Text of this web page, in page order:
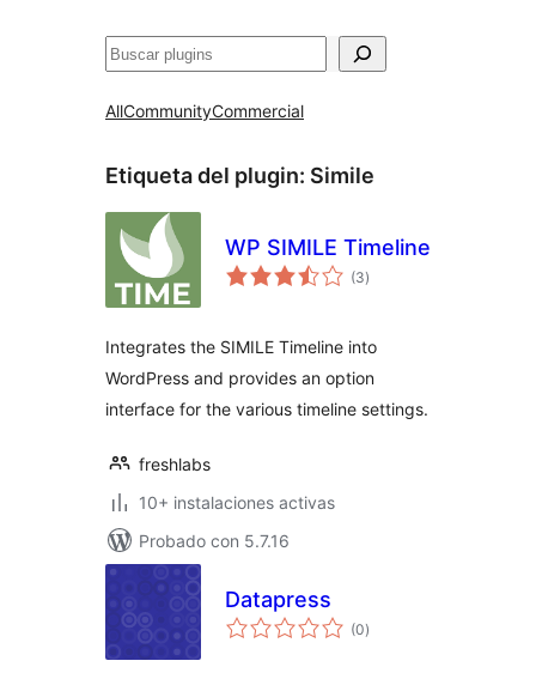
Buscar
AllCommunityCommercial
Etiqueta del plugin: Simile
WP SIMILE Timeline
(3total
de
)
Integrates the SIMILE Timeline into
WordPress and provides an option
interface for the various timeline settings.
freshlabs
10+ instalaciones activas
Probado con 5.7.16
Datapress
(0total
de
)